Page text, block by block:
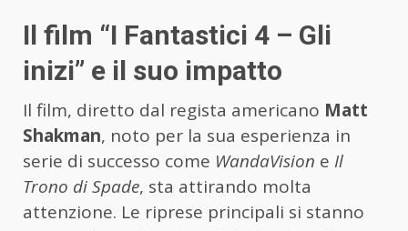
Il film “I Fantastici 4 – Gli
inizi” e il suo impatto
Il film, diretto dal regista americano Matt
Shakman, noto per la sua esperienza in
serie di successo come WandaVision e Il
Trono di Spade, sta attirando molta
attenzione. Le riprese principali si stanno